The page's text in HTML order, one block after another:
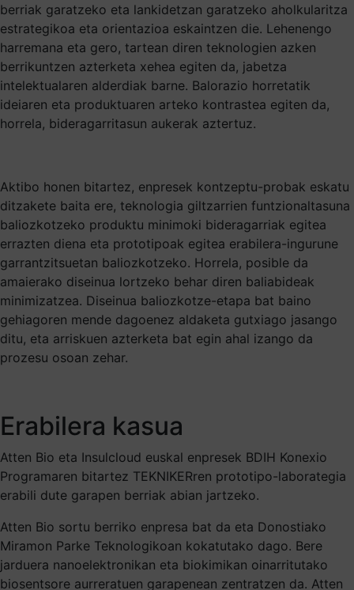
berriak garatzeko eta lankidetzan garatzeko aholkularitza
estrategikoa eta orientazioa eskaintzen die. Lehenengo
harremana eta gero, tartean diren teknologien azken
berrikuntzen azterketa xehea egiten da, jabetza
intelektualaren alderdiak barne. Balorazio horretatik
ideiaren eta produktuaren arteko kontrastea egiten da,
horrela, bideragarritasun aukerak aztertuz.
Aktibo honen bitartez, enpresek kontzeptu-probak eskatu
ditzakete baita ere, teknologia giltzarrien funtzionaltasuna
baliozkotzeko produktu minimoki bideragarriak egitea
errazten diena eta prototipoak egitea erabilera-ingurune
garrantzitsuetan baliozkotzeko. Horrela, posible da
amaierako diseinua lortzeko behar diren baliabideak
minimizatzea. Diseinua baliozkotze-etapa bat baino
gehiagoren mende dagoenez aldaketa gutxiago jasango
ditu, eta arriskuen azterketa bat egin ahal izango da
prozesu osoan zehar.
Erabilera kasua
Atten Bio eta Insulcloud euskal enpresek BDIH Konexio
Programaren bitartez TEKNIKERren prototipo-laborategia
erabili dute garapen berriak abian jartzeko.
Atten Bio sortu berriko enpresa bat da eta Donostiako
Miramon Parke Teknologikoan kokatutako dago. Bere
jarduera nanoelektronikan eta biokimikan oinarritutako
biosentsore aurreratuen garapenean zentratzen da. Atten